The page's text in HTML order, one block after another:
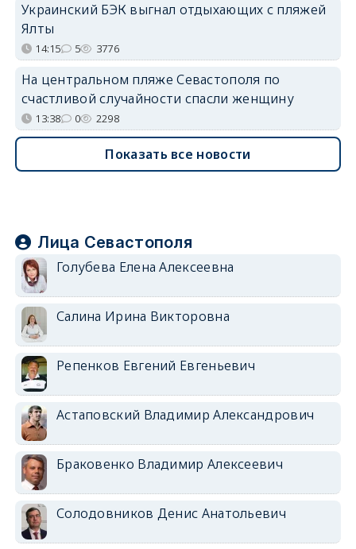
Украинский БЭК выгнал отдыхающих с пляжей
Ялты
14:15 5 3776
На центральном пляже Севастополя по
счастливой случайности спасли женщину
13:38 0 2298
Показать все новости
Лица Севастополя
Голубева Елена Алексеевна
Салина Ирина Викторовна
Репенков Евгений Евгеньевич
Астаповский Владимир Александрович
Браковенко Владимир Алексеевич
Солодовников Денис Анатольевич